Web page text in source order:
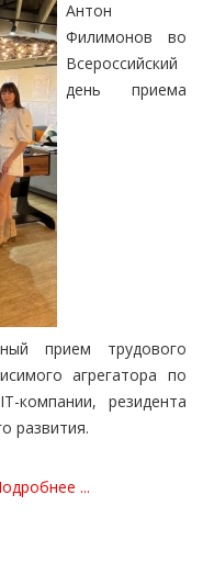
Антон
Филимонов во
Всероссийский
день приема
прием трудового
агрегатора по
компании, резидента
развития.
...